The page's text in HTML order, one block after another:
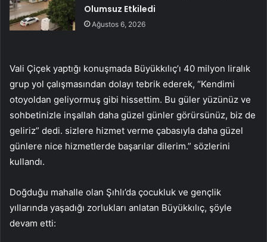
Olumsuz Etkiledi
Ağustos 6, 2026
Vali Çiçek yaptığı konuşmada Büyükkılıç’ı 40 milyon liralık
grup yol çalışmasından dolayı tebrik ederek, “Kendimi
otoyoldan geliyormuş gibi hissettim. Bu güler yüzünüz ve
sohbetinizle inşallah daha güzel günler görürsünüz, biz de
geliriz” dedi. sizlere hizmet verme çabasıyla daha güzel
günlere nice hizmetlerde başarılar dilerim.” sözlerini
kullandı.
Doğduğu mahalle olan Şıhlı’da çocukluk ve gençlik
yıllarında yaşadığı zorlukları anlatan Büyükkılıç, şöyle
devam etti: